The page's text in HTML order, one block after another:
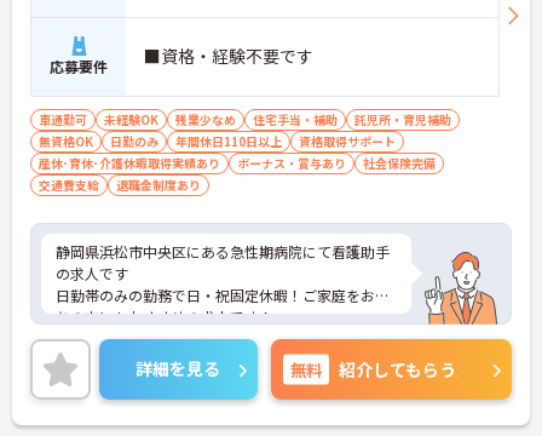
応募要件 ■資格・経験不要です
車通勤可 未経験OK 残業少なめ 住宅手当・補助
託児所・育児補助
無資格OK
日勤のみ 年間休日110日以上
資格取得サポート
産休･育休･介護休暇取得実績あり
ボーナス・賞与あり
社会保険完備
交通費支給
退職金制度あり
静岡県浜松市中央区にある急性期病院にて看護助手
の求人です
日勤帯のみの勤務で日・祝固定休暇！ご家庭をお持
ちの方にもおすすめの求人です！
残業時間も少なく、プライベートの時間もたっぷり
です！
ご興味をお持ちの方はお気軽にお問合せ下さい。
詳細を見る 無料 紹介してもらう